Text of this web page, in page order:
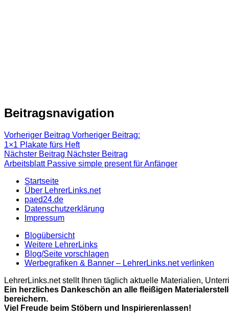
Beitragsnavigation
Vorheriger Beitrag Vorheriger Beitrag:
1×1 Plakate fürs Heft
Nächster Beitrag Nächster Beitrag
Arbeitsblatt Passive simple present für Anfänger
Startseite
Über LehrerLinks.net
paed24.de
Datenschutzerklärung
Impressum
Blogübersicht
Weitere LehrerLinks
Blog/Seite vorschlagen
Werbegrafiken & Banner – LehrerLinks.net verlinken
LehrerLinks.net stellt Ihnen täglich aktuelle Materialien,
Ein herzliches Dankeschön an alle fleißigen
bereichern.
Viel Freude beim Stöbern und Inspirierenlassen!